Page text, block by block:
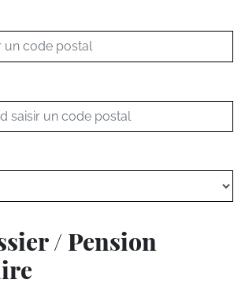
/ Pension